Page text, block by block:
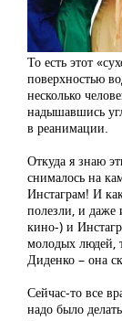
То есть этот
поверхностью
несколько
надышавшись
в реанимации.
Откуда я знаю
снималось на
Инстаграм! И
полезли, и даже
кино-) и
молодых людей,
Диденко – она
Сейчас-то все
надо было